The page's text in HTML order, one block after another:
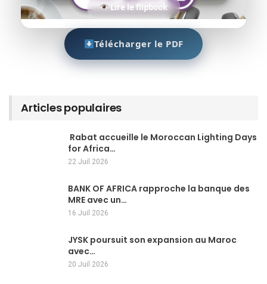
Lire le flipbook
Télécharger le PDF
Articles populaires
Rabat accueille le Moroccan Lighting Days
for Africa…
22 Juil 2026
BANK OF AFRICA rapproche la banque des
MRE avec un…
16 Juil 2026
JYSK poursuit son expansion au Maroc
avec…
20 Juil 2026